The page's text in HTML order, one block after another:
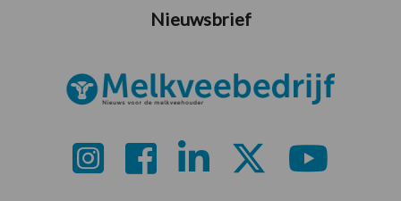
Nieuwsbrief